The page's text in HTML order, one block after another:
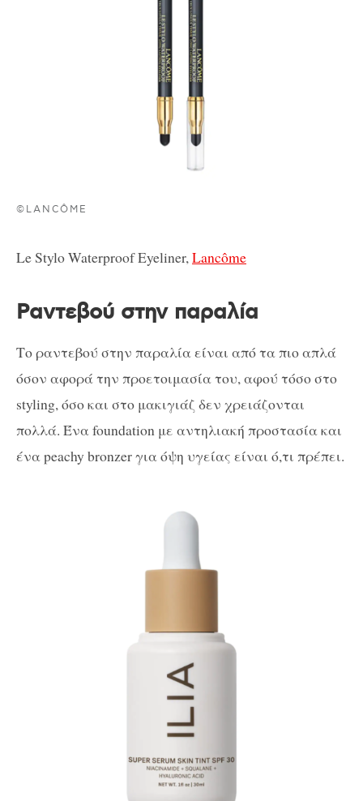
©LANCÔME
Le Stylo Waterproof Eyeliner,Lancôme
Ραντεβού στην παραλία
Το ραντεβού στην παραλία είναι από τα πιο απλά
όσον αφορά την προετοιμασία του, αφού τόσο στο
styling, όσο και στο μακιγιάζ δεν χρειάζονται
πολλά. Ένα foundation με αντηλιακή προστασία και
ένα peachy bronzer για όψη υγείας είναι ό,τι πρέπει.